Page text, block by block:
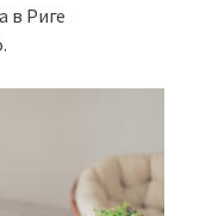
в Риге